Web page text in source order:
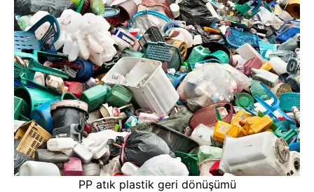
PP atık plastik geri dönüşümü